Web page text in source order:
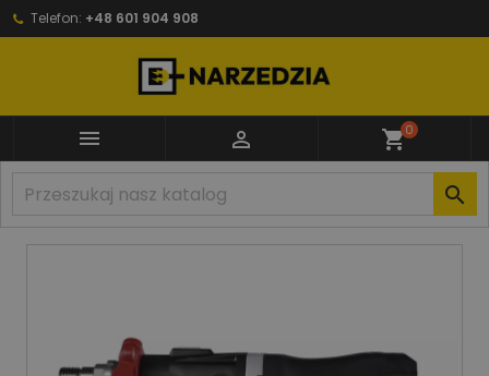
Telefon: +48 601 904 908
  shopping_cart0
